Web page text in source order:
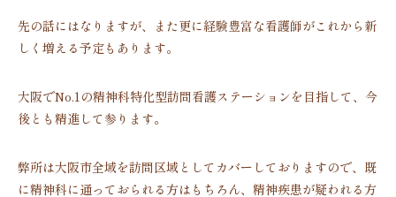
先の話にはなりますが、また更に経験豊富な看護師がこれから新
しく増える予定もあります。
大阪でNo.1の精神科特化型訪問看護ステーションを目指して、今
後とも精進して参ります。
弊所は大阪市全域を訪問区域としてカバーしておりますので、既
に精神科に通っておられる方はもちろん、精神疾患が疑われる方